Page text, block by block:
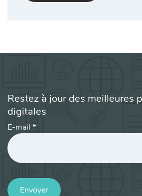
Restez à jour des meilleures
digitales
E-mail *
Envoyer